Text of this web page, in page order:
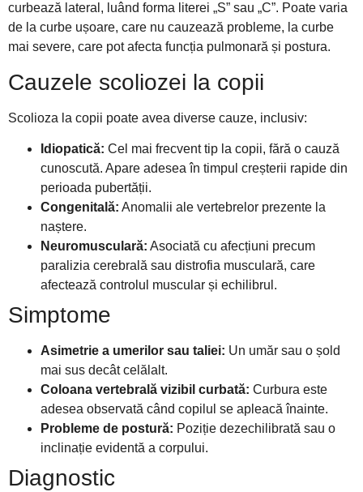
curbează lateral, luând forma literei „S” sau „C”. Poate varia
de la curbe ușoare, care nu cauzează probleme, la curbe
mai severe, care pot afecta funcția pulmonară și postura.
Cauzele scoliozei la copii
Scolioza la copii poate avea diverse cauze, inclusiv:
Idiopatică: Cel mai frecvent tip la copii, fără o cauză
cunoscută. Apare adesea în timpul creșterii rapide din
perioada pubertății.
Congenitală: Anomalii ale vertebrelor prezente la
naștere.
Neuromusculară: Asociată cu afecțiuni precum
paralizia cerebrală sau distrofia musculară, care
afectează controlul muscular și echilibrul.
Simptome
Asimetrie a umerilor sau taliei: Un umăr sau o șold
mai sus decât celălalt.
Coloana vertebrală vizibil curbată: Curbura este
adesea observată când copilul se apleacă înainte.
Probleme de postură: Poziție dezechilibrată sau o
inclinație evidentă a corpului.
Diagnostic